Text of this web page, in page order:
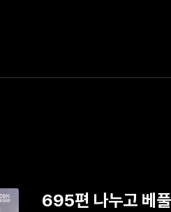
695편 나누고 베